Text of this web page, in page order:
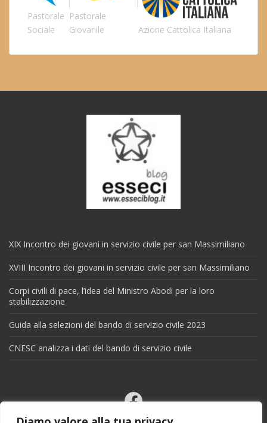
Pastorale
Sociale
Pastorale
Giovanile
Azione Cattolica Italiana
XIX Incontro dei giovani in servizio civile per san Massimiliano
XVIII Incontro dei giovani in servizio civile per san Massimiliano
Corpi civili di pace, l’idea del Ministro Abodi per la loro
stabilizzazione
Guida alla selezioni del bando di servizio civile 2023
CNESC analizza i dati del bando di servizio civile
Facebook